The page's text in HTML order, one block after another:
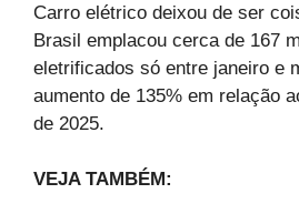
Carro elétrico deixou de ser
Brasil emplacou cerca de 167
eletrificados só entre janeiro e
aumento de 135% em relação
de 2025.
VEJA TAMBÉM: